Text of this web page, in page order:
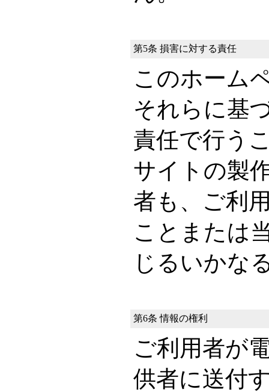
第5条 損害に対する責任
このホーム
それらに基
責任で行う
サイトの製
者も、ご利
ことまたは
じるいかな
第6条 情報の権利
ご利用者が
供者に送付